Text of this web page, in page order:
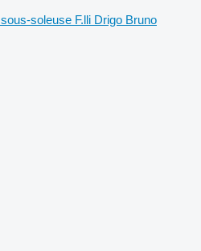
sous-soleuse F.lli Drigo Bruno